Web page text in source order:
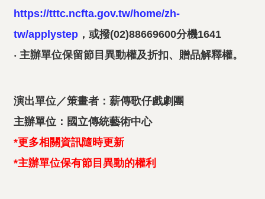
https://tttc.ncfta.gov.tw/home/zh-
tw/applystep ，或撥(02)88669600分機1641
‧ 主辦單位保留節目異動權及折扣、贈品解釋權。
演出單位／策畫者：薪傳歌仔戲劇團
主辦單位：國立傳統藝術中心
*更多相關資訊隨時更新
*主辦單位保有節目異動的權利